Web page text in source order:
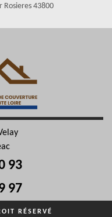
43800
93
97
RÉSERVÉ